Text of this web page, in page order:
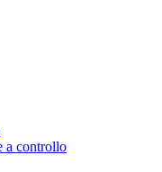
a controllo